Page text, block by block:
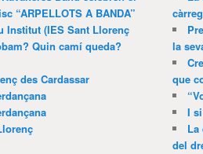
“ARPELLOTS A BANDA”
Institut (IES Sant Llorenç
Quin camí queda?
des Cardassar
la
que
I
La
del